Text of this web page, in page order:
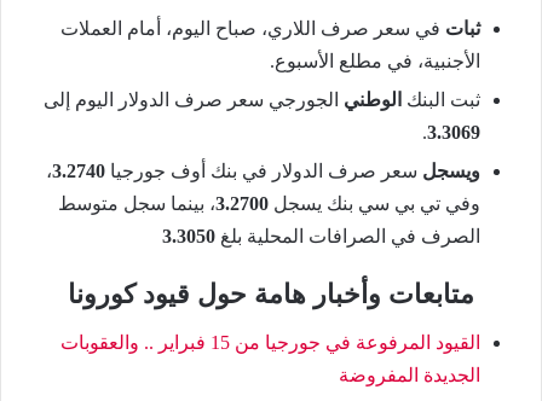
ثبات في سعر صرف اللاري، صباح اليوم، أمام العملات
الأجنبية، في مطلع الأسبوع.
ثبت البنك الوطني الجورجي سعر صرف الدولار اليوم إلى
3.3069
.
ويسجل سعر صرف الدولار في بنك أوف جورجيا 3.2740،
وفي تي بي سي بنك يسجل 3.2700، بينما سجل متوسط
الصرف في الصرافات المحلية بلغ 3.3050
متابعات وأخبار هامة حول قيود كورونا
القيود المرفوعة في جورجيا من 15 فبراير .. والعقوبات
الجديدة المفروضة